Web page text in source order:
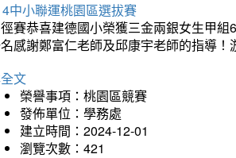
中小聯運桃園區選拔賽
賽恭喜建德國小榮獲三金兩銀女生甲
感謝鄭富仁老師及邱康宇老師的指導
文
榮譽事項：桃園區競賽
發佈單位：學務處
建立時間：2024-12-01
瀏覽次數：421